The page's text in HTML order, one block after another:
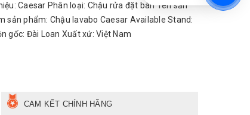
Caesar Phân loại: Chậu rửa đặt bàn Tên sản
sản phẩm: Chậu lavabo Caesar Available Stand:
gốc: Đài Loan Xuất xứ: Việt Nam
CAM KẾT CHÍNH HÃNG